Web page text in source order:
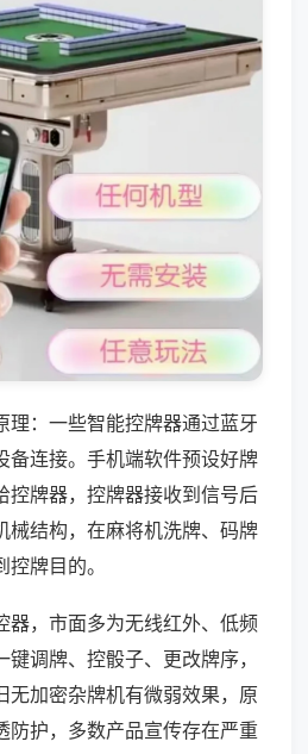
理：一些智能控牌器通过蓝牙
备连接。手机端软件预设好牌
控牌器，控牌器接收到信号后
械结构，在麻将机洗牌、码牌
牌目的。
器，市面多为无线红外、低频
调牌、控骰子、更改牌序，
无加密杂牌机有微弱效果，原
防护，多数产品宣传存在严重